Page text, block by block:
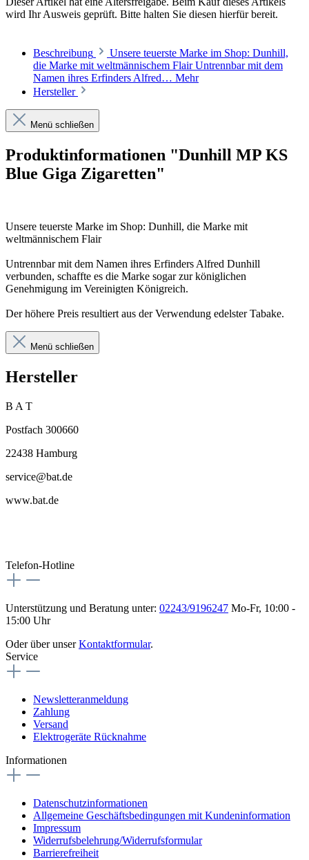
wird Ihr Ausweis geprüft. Bitte halten Sie diesen hierfür bereit.
Beschreibung
Unsere teuerste Marke im Shop: Dunhill,
die Marke mit weltmännischem Flair Untrennbar mit dem
Namen ihres Erfinders Alfred… Mehr
Hersteller
Menü schließen
Produktinformationen "Dunhill MP KS
Blue Giga Zigaretten"
Unsere teuerste Marke im Shop: Dunhill, die Marke mit
weltmännischem Flair
Untrennbar mit dem Namen ihres Erfinders Alfred Dunhill
verbunden, schaffte es die Marke sogar zur königlichen
Genehmigung im Vereinigten Königreich.
Der höhere Preis resultiert aus der Verwendung edelster Tabake.
Menü schließen
Hersteller
B A T
Postfach 300660
22438 Hamburg
service@bat.de
www.bat.de
Telefon-Hotline
Unterstützung und Beratung unter: 02243/9196247 Mo-Fr, 10:00 -
15:00 Uhr
Oder über unserKontaktformular.
Service
Newsletteranmeldung
Zahlung
Versand
Elektrogeräte Rücknahme
Informationen
Datenschutzinformationen
Allgemeine Geschäftsbedingungen mit Kundeninformation
Impressum
Widerrufsbelehrung/Widerrufsformular
Barrierefreiheit